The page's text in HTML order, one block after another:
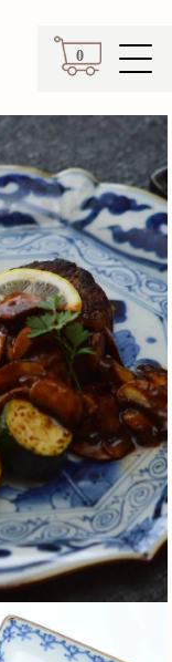
0
カート